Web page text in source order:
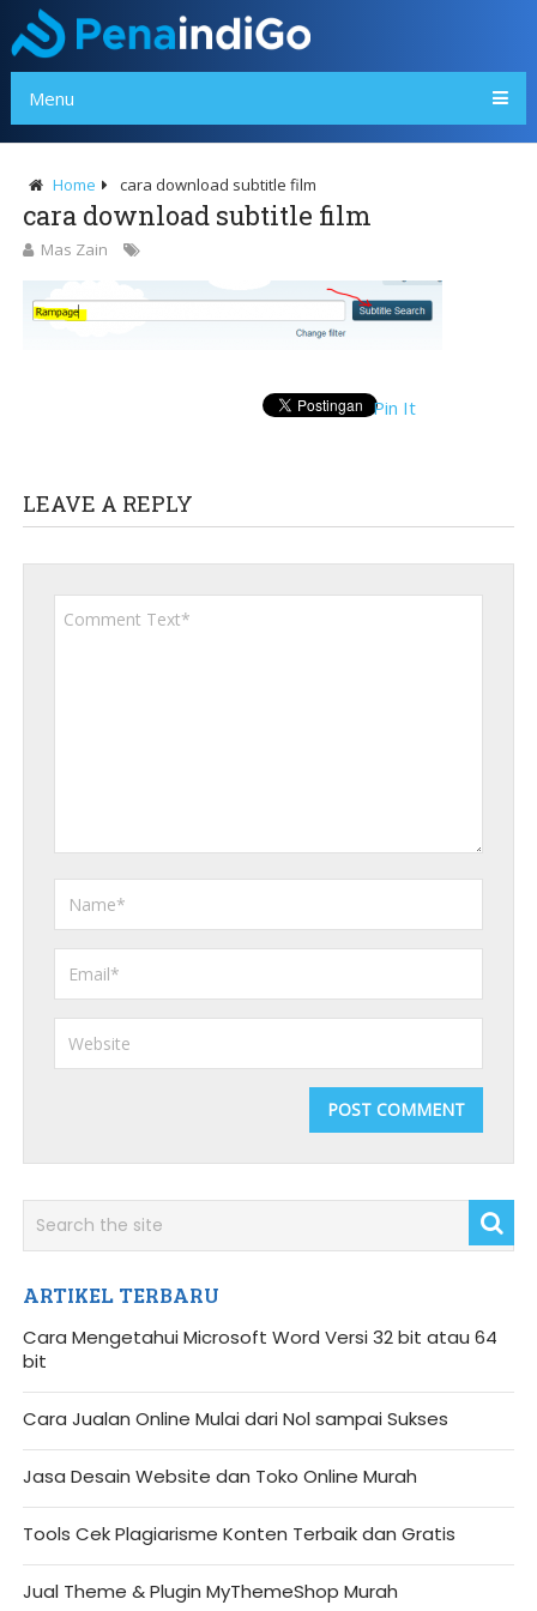
Menu
Home cara download subtitle film
cara download subtitle film
Mas Zain
Pin It
LEAVE A REPLY
ARTIKEL TERBARU
Cara Mengetahui Microsoft Word Versi 32 bit atau 64
bit
Cara Jualan Online Mulai dari Nol sampai Sukses
Jasa Desain Website dan Toko Online Murah
Tools Cek Plagiarisme Konten Terbaik dan Gratis
Jual Theme & Plugin MyThemeShop Murah